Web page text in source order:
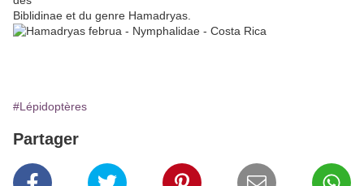
Biblidinae et du genre Hamadryas.
#Lépidoptères
Partager